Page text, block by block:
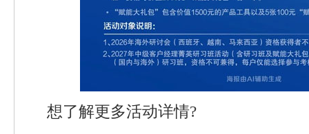
想了解更多活动详情?